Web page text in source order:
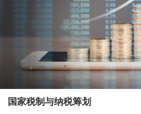
国家税制与纳税筹划